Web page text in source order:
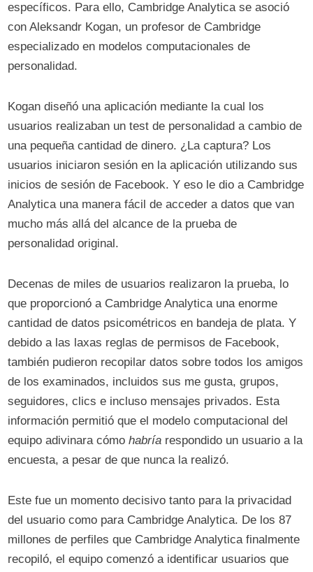
específicos. Para ello, Cambridge Analytica se asoció
con Aleksandr Kogan, un profesor de Cambridge
especializado en modelos computacionales de
personalidad.
Kogan diseñó una aplicación mediante la cual los
usuarios realizaban un test de personalidad a cambio de
una pequeña cantidad de dinero. ¿La captura? Los
usuarios iniciaron sesión en la aplicación utilizando sus
inicios de sesión de Facebook. Y eso le dio a Cambridge
Analytica una manera fácil de acceder a datos que van
mucho más allá del alcance de la prueba de
personalidad original.
Decenas de miles de usuarios realizaron la prueba, lo
que proporcionó a Cambridge Analytica una enorme
cantidad de datos psicométricos en bandeja de plata. Y
debido a las laxas reglas de permisos de Facebook,
también pudieron recopilar datos sobre todos los amigos
de los examinados, incluidos sus me gusta, grupos,
seguidores, clics e incluso mensajes privados. Esta
información permitió que el modelo computacional del
equipo adivinara cómohabría respondido un usuario a la
encuesta, a pesar de que nunca la realizó.
Este fue un momento decisivo tanto para la privacidad
del usuario como para Cambridge Analytica. De los 87
millones de perfiles que Cambridge Analytica finalmente
recopiló, el equipo comenzó a identificar usuarios que